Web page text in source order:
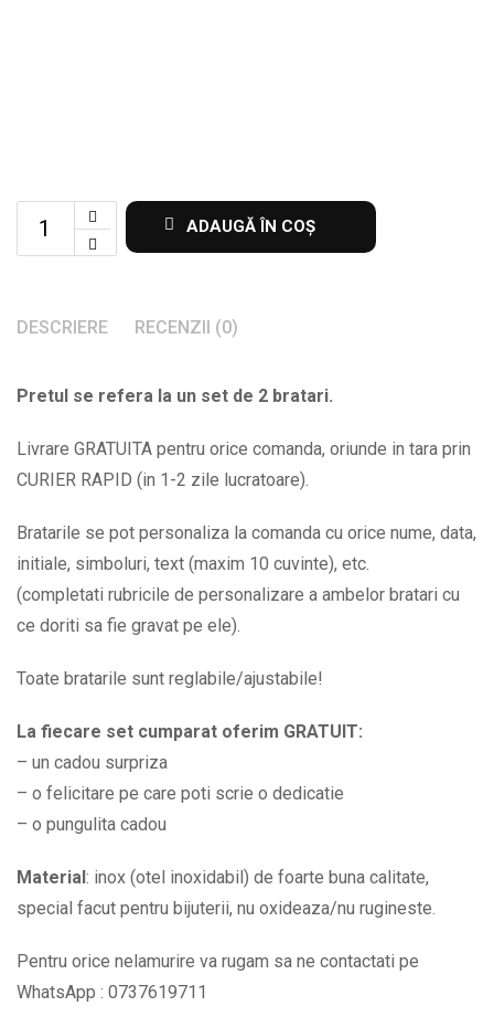
Set
pentru
cu
mesajul
Te
iubesc
Initiale
Data
quantity
ADAUGĂ ÎN COȘ
DESCRIERE RECENZII (0)
Pretul se refera la un set de 2 bratari.
Livrare GRATUITA pentru orice comanda, oriunde in tara prin
CURIER RAPID (in 1-2 zile lucratoare).
Bratarile se pot personaliza la comanda cu orice nume, data,
initiale, simboluri, text (maxim 10 cuvinte), etc.
(completati rubricile de personalizare a ambelor bratari cu
ce doriti sa fie gravat pe ele).
Toate bratarile sunt reglabile/ajustabile!
La fiecare set cumparat oferim GRATUIT:
– un cadou surpriza
– o felicitare pe care poti scrie o dedicatie
– o pungulita cadou
Material : inox (otel inoxidabil) de foarte buna calitate,
special facut pentru bijuterii, nu oxideaza/nu rugineste.
Pentru orice nelamurire va rugam sa ne contactati pe
WhatsApp : 0737619711